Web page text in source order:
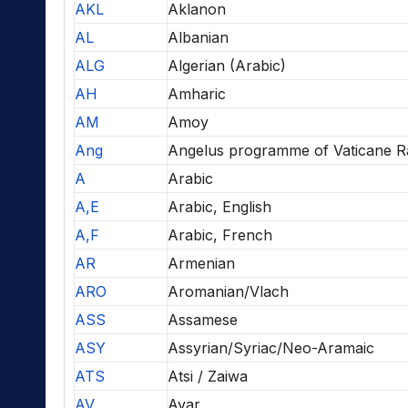
AKL
Aklanon
AL
Albanian
ALG
Algerian (Arabic)
AH
Amharic
AM
Amoy
Ang
Angelus programme of Vaticane
A
Arabic
A,E
Arabic, English
A,F
Arabic, French
AR
Armenian
ARO
Aromanian/Vlach
ASS
Assamese
ASY
Assyrian/Syriac/Neo-Aramaic
ATS
Atsi / Zaiwa